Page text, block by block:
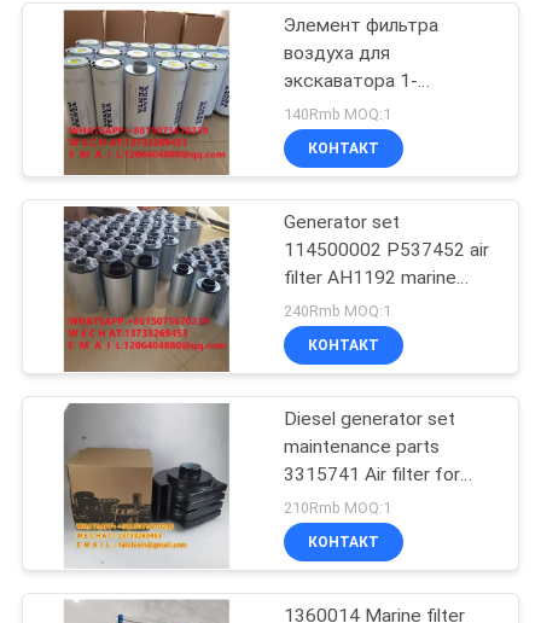
Элемент фильтра
воздуха для
экскаватора 1-
3826215-0 морской
генераторный
комплект элемент
382615
машиностроительная
техника3826215
140Rmb MOQ:1
КОНТАКТ
Generator set
114500002 P537452 air
filter AH1192 marine
PA3555 filter element
96896002
240Rmb MOQ:1
КОНТАКТ
Diesel generator set
maintenance parts
3315741 Air filter for
diesel generator set
AH1101 snail air filter
element AH1100
210Rmb MOQ:1
КОНТАКТ
1360014 Marine filter